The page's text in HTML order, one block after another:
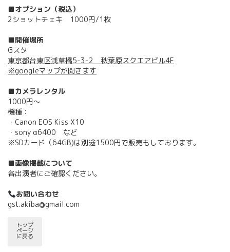
■オプション（税込）
2ショットチェキ 1000円/1枚
■開催場所
Gスタ
東京都台東区浅草橋5-3-2 秋葉原スクエアビル4F
※googleマップが開きます
■カメラレンタル
1000円～
機種：
・Canon EOS Kiss X10
・sony α6400 など
※SDカード（64GB)は別途1500円で販売もしております。
■画像掲載について
各出演者にご確認ください。
お問い合わせ
gst.akiba@gmail.com
トップ
ページ
に戻る